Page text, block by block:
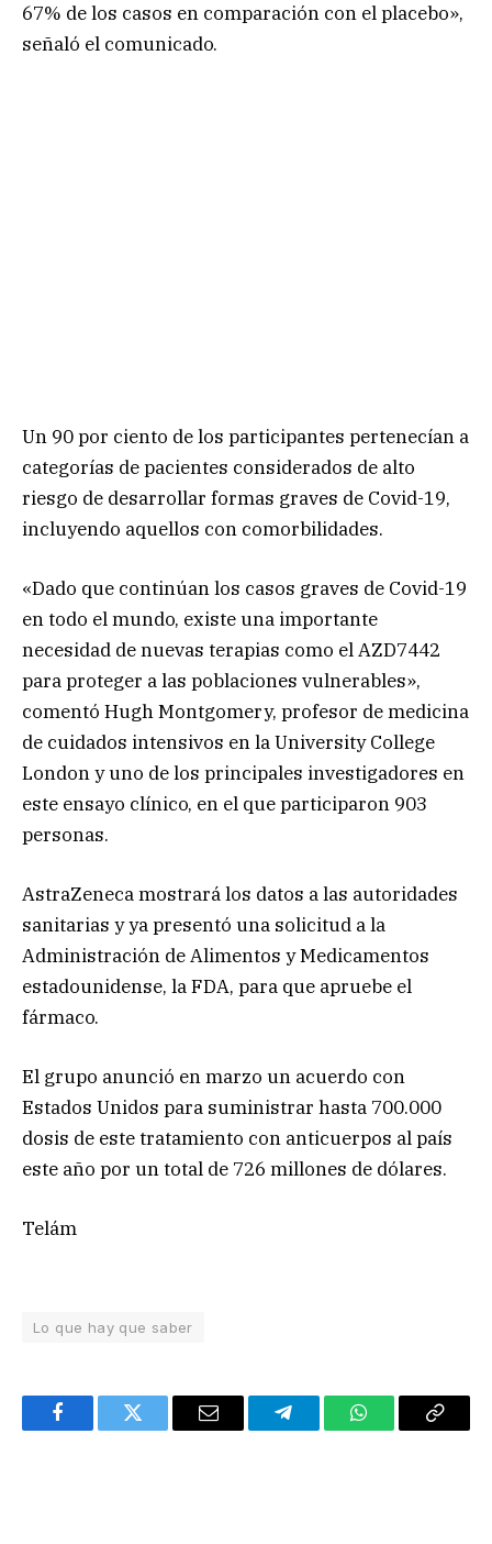
67% de los casos en comparación con el placebo»,
señaló el comunicado.
Un 90 por ciento de los participantes pertenecían a
categorías de pacientes considerados de alto
riesgo de desarrollar formas graves de Covid-19,
incluyendo aquellos con comorbilidades.
«Dado que continúan los casos graves de Covid-19
en todo el mundo, existe una importante
necesidad de nuevas terapias como el AZD7442
para proteger a las poblaciones vulnerables»,
comentó Hugh Montgomery, profesor de medicina
de cuidados intensivos en la University College
London y uno de los principales investigadores en
este ensayo clínico, en el que participaron 903
personas.
AstraZeneca mostrará los datos a las autoridades
sanitarias y ya presentó una solicitud a la
Administración de Alimentos y Medicamentos
estadounidense, la FDA, para que apruebe el
fármaco.
El grupo anunció en marzo un acuerdo con
Estados Unidos para suministrar hasta 700.000
dosis de este tratamiento con anticuerpos al país
este año por un total de 726 millones de dólares.
Telám
Lo que hay que saber
FacebookTwitter Email TelegramWhatsAppCopy